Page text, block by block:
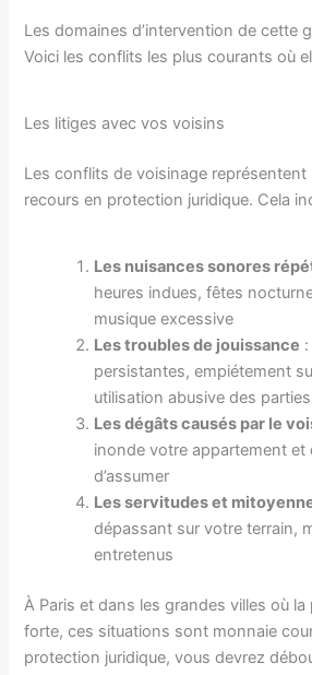
Les domaines d’intervention de cette
Voici les conflits les plus courants où
Les litiges avec vos voisins
Les conflits de voisinage représentent
recours en protection juridique. Cela
Les nuisances sonores
heures indues, fêtes
musique excessive
Les troubles de jouissance
persistantes, empiétement
utilisation abusive des
Les dégâts causés par le
inonde votre appartement et
d’assumer
Les servitudes et
dépassant sur votre terrain,
entretenus
À Paris et dans les grandes villes où
forte, ces situations sont monnaie
protection juridique, vous devrez